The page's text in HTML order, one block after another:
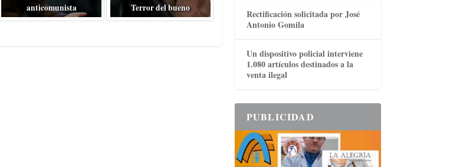
anticomunista
Terror del bueno
Rectificación solicitada por José
Antonio Gomila
Un dispositivo policial interviene
1.080 artículos destinados a la
venta ilegal
PUBLICIDAD